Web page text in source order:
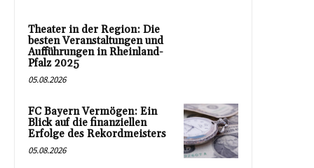
Theater in der Region: Die
besten Veranstaltungen und
Aufführungen in Rheinland-
Pfalz 2025
05.08.2026
FC Bayern Vermögen: Ein
Blick auf die finanziellen
Erfolge des Rekordmeisters
05.08.2026